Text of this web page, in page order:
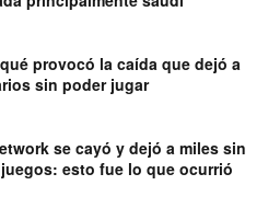
provocó la caída que dejó a
sin poder jugar
se cayó y dejó a miles sin
esto fue lo que ocurrió